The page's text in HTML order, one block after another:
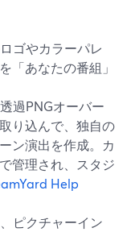
ゴやカラーパレ
「あなたの番組」
過PNGオーバー
り込んで、独自の
ン演出を作成。カ
管理され、スタジ
Help
ピクチャーイン